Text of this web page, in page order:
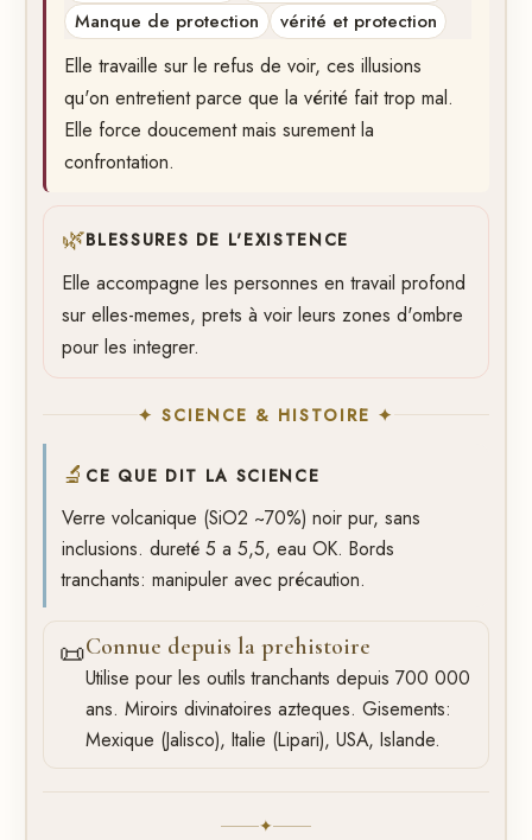
Manque de protection
vérité et protection
Elle travaille sur le refus de voir, ces illusions
qu'on entretient parce que la vérité fait trop mal.
Elle force doucement mais surement la
confrontation.
🌿BLESSURES DE L'EXISTENCE
Elle accompagne les personnes en travail profond
sur elles-memes, prets à voir leurs zones d'ombre
pour les integrer.
✦ SCIENCE & HISTOIRE ✦
🔬 CE QUE DIT LA SCIENCE
Verre volcanique (SiO2 ~70%) noir pur, sans
inclusions. dureté 5 a 5,5, eau OK. Bords
tranchants: manipuler avec précaution.
📜Connue depuis la prehistoire
Utilise pour les outils tranchants depuis 700 000
ans. Miroirs divinatoires azteques. Gisements:
Mexique (Jalisco), Italie (Lipari), USA, Islande.
✦